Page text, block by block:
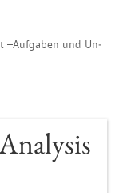
–Auf­ga­ben und Un­